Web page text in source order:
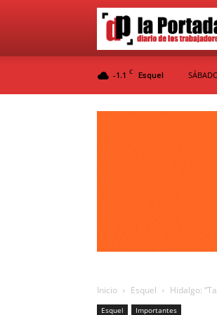
-1.1 C Esquel
Inicio Esquel Hidalgo:
Esquel Importantes